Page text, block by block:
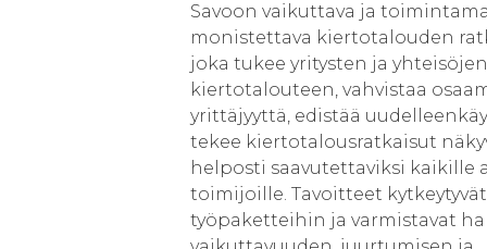
Savoon vaikuttava ja
monistettava kiertotalouden
joka tukee yritysten ja
kiertotalouteen, vahvistaa
yrittäjyyttä, edistää
tekee kiertotalousratkaisut
helposti saavutettaviksi kaikille
toimijoille. Tavoitteet
työpaketteihin ja varmistavat